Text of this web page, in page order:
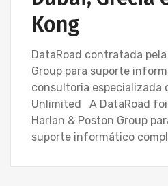
Kong
DataRoad contratada
Group para suporte
consultoria especializada
Unlimited A DataRoad foi
Harlan & Poston Group
suporte informático